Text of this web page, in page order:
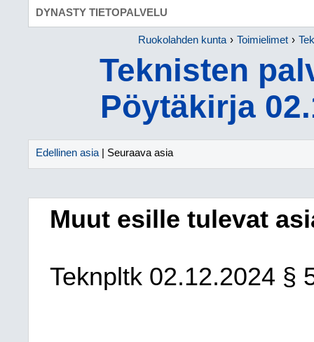
DYNASTY TIETOPALVELU
Ruokolahden kunta Toimielimet
Teknisten
Pöytäkirja
Edellinen asia | Seuraava asia
Muut esille tulevat
Teknpltk 02.12.2024 §